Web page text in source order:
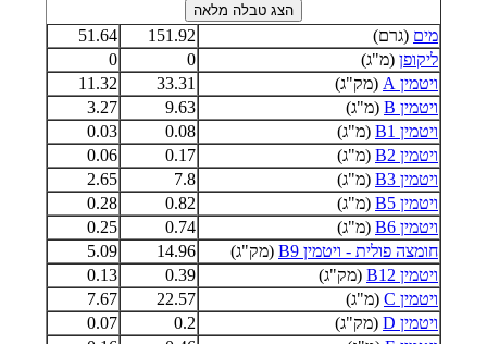
מים (גרם) 151.92
51.64
ליקופן (מ"ג) 0
0
ויטמין A
(מק"ג) 33.31
11.32
ויטמין B
(מ"ג) 9.63
3.27
ויטמין B1
(מ"ג) 0.08
0.03
ויטמין B2
(מ"ג) 0.17
0.06
ויטמין B3
(מ"ג) 7.8
2.65
ויטמין B5
(מ"ג) 0.82
0.28
ויטמין B6
(מ"ג) 0.74
0.25
חומצה פולית - ויטמין B9
(מק"ג) 14.96
5.09
ויטמין B12
(מק"ג) 0.39
0.13
ויטמין C
(מ"ג) 22.57
7.67
ויטמין D
(מק"ג) 0.2
0.07